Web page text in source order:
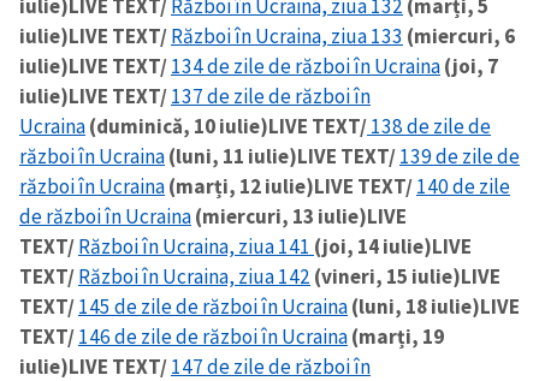
iulie)LIVE TEXT/Război în Ucraina, ziua 132 (marți, 5
iulie)LIVE TEXT/Război în Ucraina, ziua 133 (miercuri, 6
iulie)LIVE TEXT/134 de zile de război în Ucraina(joi, 7
iulie)LIVE TEXT/137 de zile de război în
Ucraina(duminică, 10 iulie)LIVE TEXT/138 de zile de
război în Ucraina(luni, 11 iulie)LIVE TEXT/139 de zile de
război în Ucraina(marți, 12 iulie)LIVE TEXT/140 de zile
de război în Ucraina(miercuri, 13 iulie)LIVE
TEXT/Război în Ucraina, ziua 141 (joi, 14 iulie)LIVE
TEXT/Război în Ucraina, ziua 142 (vineri, 15 iulie)LIVE
TEXT/145 de zile de război în Ucraina(luni, 18 iulie)LIVE
TEXT/146 de zile de război în Ucraina(marți, 19
iulie)LIVE TEXT/147 de zile de război în